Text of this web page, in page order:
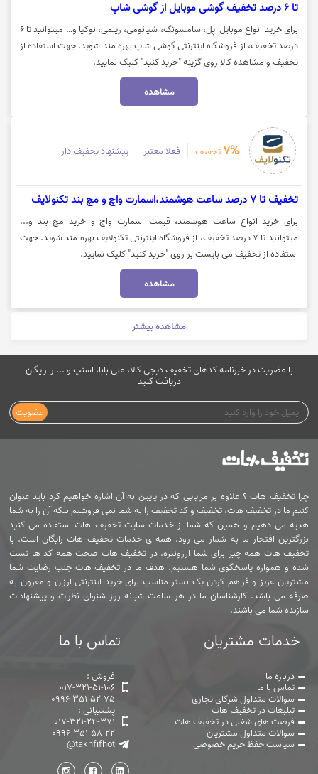
تا 6 درصد تخفیف گوشی موبایل از گوشی شاپ
برای خرید انواع موبایل اپل، سامسونگ، شیائومی، ریلمی، نوکیا و… میتوانید تا 6
درصد تخفیف، از فروشگاه اینترنتی گوشی شاپ بهره مند شوید. جهت استفاده از
تخفیف و مشاهده کالا روی گزینه "خرید کنید" کلیک نمایید.
مشاهده
7% تخفیف فعلا معتبر پیشنهاد تخفیف دار
تخفیف تا 7 درصد ساعت هوشمند،اسمارت واچ و مچ بند تکنولایف
برای خرید انواع ساعت هوشمند، قیمت اسمارت واچ و خرید مچ بند و...
میتوانید تا 7 درصد تخفیف، از فروشگاه اینترنتی تکنولایف بهره مند شوید. جهت
استفاده از تخفیف می بایست بر روی "خرید کنید" کلیک نمایید.
مشاهده
مشاهده بیشتر
با عضویت در خبرنامه کدهای تخفیف دیجی کالا، علی بابا، اسنپ و ... را رایگان
دریافت کنید
عضویت
چرا تخفیف هات ؟ علاوه بر مزایایی که در پایین به آن اشاره خواهیم کرد باید عنوان
کنیم ما در تخفیف هات، تخفیف و کد تخفیف را به شما نمی فروشیم بلکه آن را به شما
هدیه می دهیم و همین که شما از خدمات سایت تخفیف هات استفاده می کنید
بزرگترین افتخار ما به شمار می رود. همه ی خدمات تخفیف هات رایگان است. با
تخفیف هات همه چیز برای شما ارزونتره. در تخفیف هات صحت همه کد ها تست
شده و همواره پاسخگوی شما هستیم. هدف ما در تخفیف هات جلب رضایت شما
مشتریان عزیز و فراهم کردن یک بستر مناسب برای خرید اینترنتی ارزان و مقرون به
صرفه می باشد. کارشناسان ما در هر ساعت شبانه روز شنوای نظرات و پیشنهادات
سازنده شما می باشند.
خدمات مشتریان
درباره ما
تماس با ما
سوالات متداول شرکای تجاری
تبلیغات در تخفیف هات
فرصت های شغلی در تخفیف هات
سوالات متداول مشتریان
سیاست حفظ حریم خصوصی
تماس با ما
فروش :
017-321-51-106
0996-351-52-75
پشتیبانی :
017-321-24-371
0996-351-58-22
@takhfifhot